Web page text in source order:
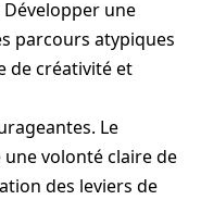
Développer une
parcours atypiques
de créativité et
Le
volonté claire de
des leviers de